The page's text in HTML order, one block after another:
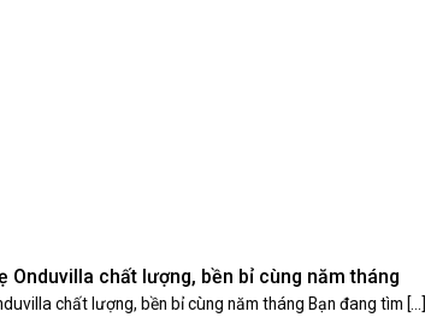
Onduvilla chất lượng, bền bỉ cùng năm tháng
chất lượng, bền bỉ cùng năm tháng Bạn đang tìm [...]